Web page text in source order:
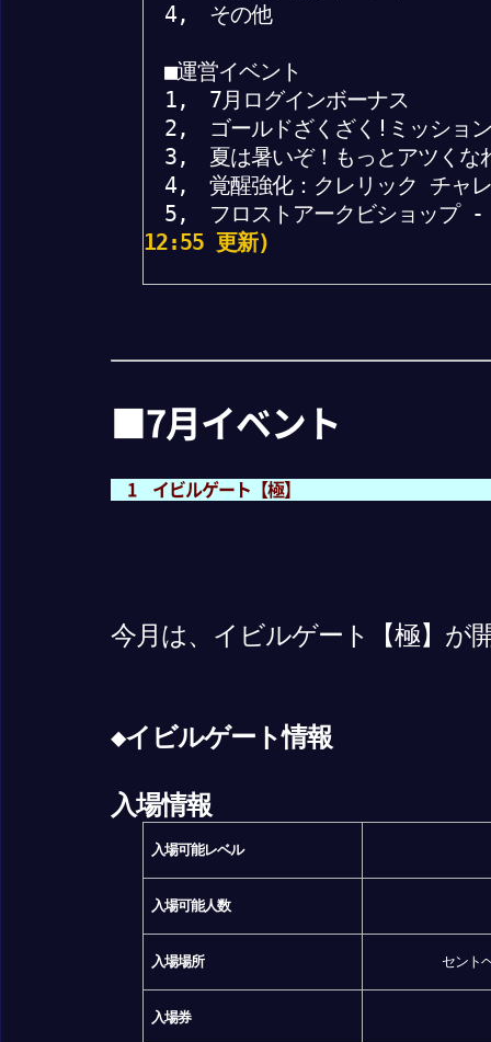
4, その他
■運営イベント
1, 7月ログインボーナス
2, ゴールドざくざく!ミッショ
3, 夏は暑いぞ！もっとアツくな
4, 覚醒強化：クレリック チャレ
5, フロストアークビショップ
12:55 更新)
■7月イベント
1 イビルゲート【極】
今月は、イビルゲート【極】が
◆イビルゲート情報
入場情報
入場可能レベル
入場可能人数
入場場所 セント
入場券